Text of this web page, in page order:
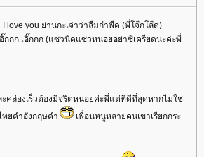
I love you ย่านกะเจ่าว่าลืมกำพืด (พี่โจ๊กโล๊ด)
อิ๊กกก เอิ๊กกก (แซวนิดแซวหน่อยอย่าซีเครียดนะค่ะพี่
คล่องเร็วต้องมีจริตหน่อยค่ะพี่แต่ที่ดีที่สุดหากไม่ใช่
ยคำอังกฤษคำ
เพื่อนหนูหลายคนเขาเรียกกระ